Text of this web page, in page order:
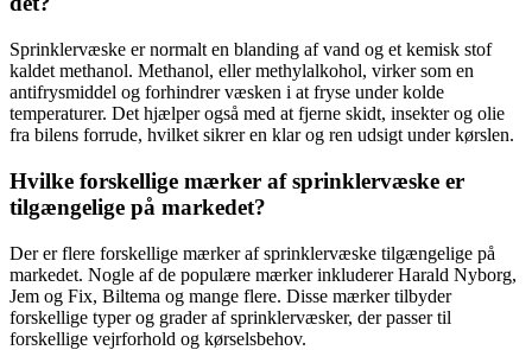
Sprinklervæske er normalt en blanding af vand og et kemisk stof
kaldet methanol. Methanol, eller methylalkohol, virker som en
antifrysmiddel og forhindrer væsken i at fryse under kolde
temperaturer. Det hjælper også med at fjerne skidt, insekter og olie
fra bilens forrude, hvilket sikrer en klar og ren udsigt under kørslen.
Hvilke forskellige mærker af sprinklervæske er
tilgængelige på markedet?
Der er flere forskellige mærker af sprinklervæske tilgængelige på
markedet. Nogle af de populære mærker inkluderer Harald Nyborg,
Jem og Fix, Biltema og mange flere. Disse mærker tilbyder
forskellige typer og grader af sprinklervæsker, der passer til
forskellige vejrforhold og kørselsbehov.